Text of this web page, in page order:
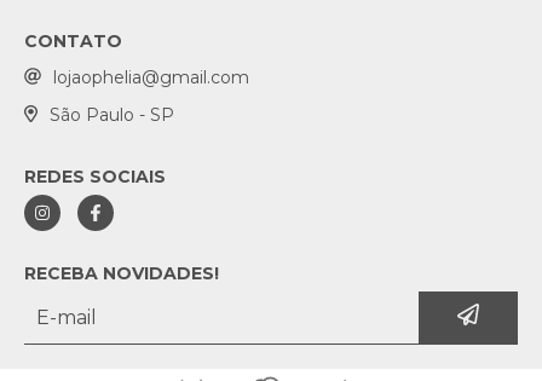
CONTATO
lojaophelia@gmail.com
São Paulo - SP
REDES SOCIAIS
RECEBA NOVIDADES!